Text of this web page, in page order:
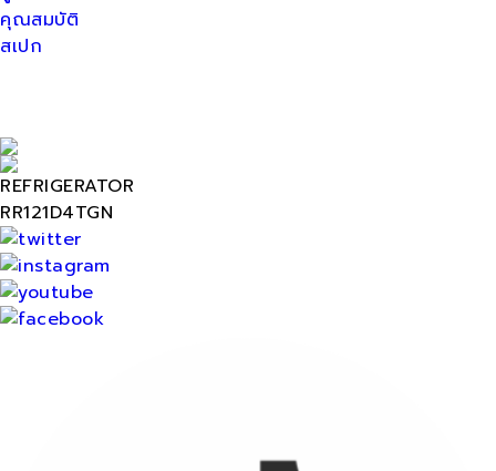
คุณสมบัติ
สเปก
REFRIGERATOR
RR121D4TGN